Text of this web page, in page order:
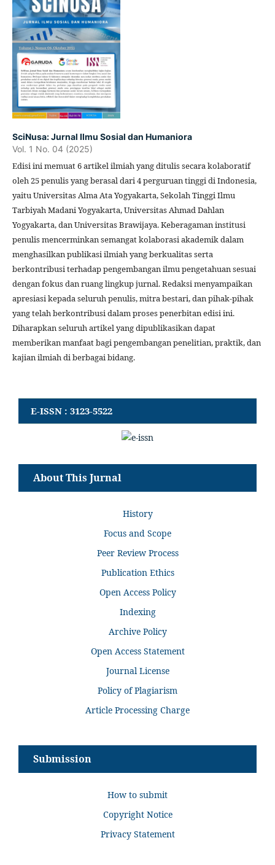
SciNusa: Jurnal Ilmu Sosial dan Humaniora
Vol. 1 No. 04 (2025)
Edisi ini memuat 6 artikel ilmiah yang ditulis secara kolaboratif
oleh 25 penulis yang berasal dari 4 perguruan tinggi di Indonesia,
yaitu Universitas Alma Ata Yogyakarta, Sekolah Tinggi Ilmu
Tarbiyah Madani Yogyakarta, Universitas Ahmad Dahlan
Yogyakarta, dan Universitas Brawijaya. Keberagaman institusi
penulis mencerminkan semangat kolaborasi akademik dalam
menghasilkan publikasi ilmiah yang berkualitas serta
berkontribusi terhadap pengembangan ilmu pengetahuan sesuai
dengan fokus dan ruang lingkup jurnal. Redaksi menyampaikan
apresiasi kepada seluruh penulis, mitra bestari, dan pihak-pihak
yang telah berkontribusi dalam proses penerbitan edisi ini.
Diharapkan seluruh artikel yang dipublikasikan dapat
memberikan manfaat bagi pengembangan penelitian, praktik, dan
kajian ilmiah di berbagai bidang.
E-ISSN : 3123-5522
About This Jurnal
History
Focus and Scope
Peer Review Process
Publication Ethics
Open Access Policy
Indexing
Archive Policy
Open Access Statement
Journal License
Policy of Plagiarism
Article Processing Charge
Submission
How to submit
Copyright Notice
Privacy Statement